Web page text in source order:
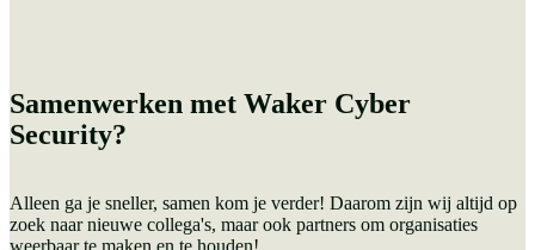
Samenwerken met Waker Cyber
Security?
Alleen ga je sneller, samen kom je verder! Daarom zijn wij altijd op
zoek naar nieuwe collega's, maar ook partners om organisaties